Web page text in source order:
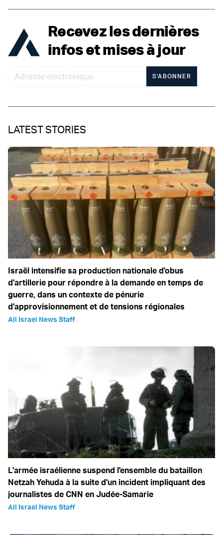
Recevez les dernières
infos et mises à jour
S'ABONNER
LATEST STORIES
Israël intensifie sa production nationale d'obus
d'artillerie pour répondre à la demande en temps de
guerre, dans un contexte de pénurie
d'approvisionnement et de tensions régionales
All Israel News Staff
L'armée israélienne suspend l'ensemble du bataillon
Netzah Yehuda à la suite d'un incident impliquant des
journalistes de CNN en Judée-Samarie
All Israel News Staff